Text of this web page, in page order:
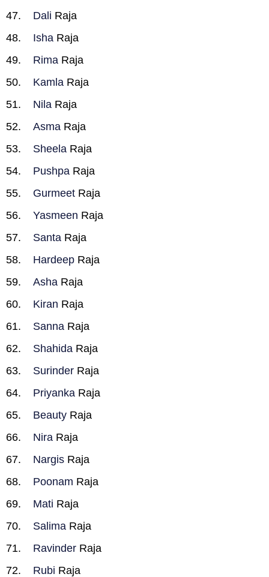
Dali Raja
Isha Raja
Rima Raja
Kamla Raja
Nila Raja
Asma Raja
Sheela Raja
Pushpa Raja
Gurmeet Raja
Yasmeen Raja
Santa Raja
Hardeep Raja
Asha Raja
Kiran Raja
Sanna Raja
Shahida Raja
Surinder Raja
Priyanka Raja
Beauty Raja
Nira Raja
Nargis Raja
Poonam Raja
Mati Raja
Salima Raja
Ravinder Raja
Rubi Raja